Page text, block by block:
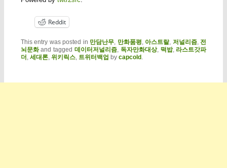
Reddit
This entry was posted in 만담난무 만화품평 아스트랄, 저널리즘, 전
뇌문화and tagged 데이터저널리즘 독자만화대상, 떡밥, 라스트갓파
더 세대론, 위키릭스, 트위터백업 by capcold.